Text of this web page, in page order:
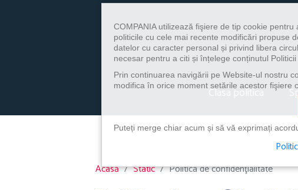
Clasa politica
Acasă Static Politica de confidenţialitate
COMPANIA utilizează fişiere de tip cookie
politicile cu cele mai recente modificări propuse
datelor cu caracter personal și privind libera
necesar pentru a citi și înțelege conținutul Politicii
Prin continuarea navigării pe Website-ul nostru
modifica în orice moment setările acestor fişiere
Puteți merge chiar acum și să vă exprimați